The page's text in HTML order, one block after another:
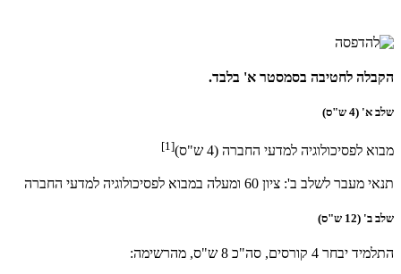
הקבלה לחטיבה בסמסטר א' בלבד.
שלב א' (4 ש"ס)
מבוא לפסיכולוגיה למדעי החברה (4 ש"ס) [1]
תנאי מעבר לשלב ב': ציון 60 ומעלה במבוא לפסיכולוגיה למדעי החברה
שלב ב' (12 ש"ס)
התלמיד יבחר 4 קורסים, סה"כ 8 ש"ס, מהרשימה: